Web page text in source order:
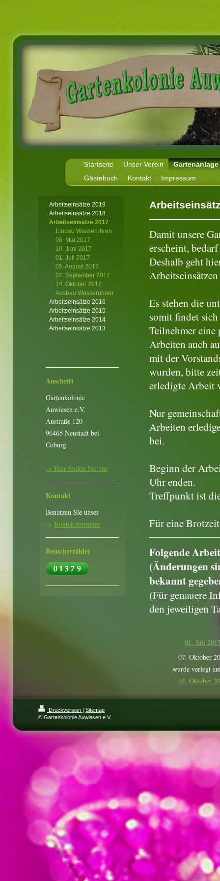
Startseite Unser Verein
Gartenanlage
Gästebuch
Kontakt Impressum
Damit unsere
erscheint,
Deshalb geht
Es stehen die
somit findet
Teilnehmer eine
Arbeiten auch
mit der
wurden, bitte
erledigte Arbeit
Nur
Arbeiten
bei.
Beginn der
Uhr enden.
Treffpunkt ist
Für eine
Folgende
(Änderungen
bekannt
(Für genauere
den jeweiligen
01. Juli
07. Oktober
wurde verlegt
14. Oktober
Arbeitseinsätze 2019
Arbeitseinsätze 2018
Arbeitseinsätze 2017
Einbau Wasseruhren
06. Mai 2017
10. Juni 2017
01. Juli 2017
05. August 2017
02. September 2017
14. Oktober 2017
Ausbau Wasseruhren
Arbeitseinsätze 2016
Arbeitseinsätze 2015
Arbeitseinsätze 2014
Arbeitseinsätze 2013
Anschrift
Gartenkolonie
Auwiesen e.V.
Austraße 120
96465 Neustadt bei
Coburg
-> Hier finden Sie uns
Kontakt
Benutzen Sie unser
-> Kontaktformular
Besucherzähler
Druckversion | Sitemap
© Gartenkolonie Auwiesen e.V